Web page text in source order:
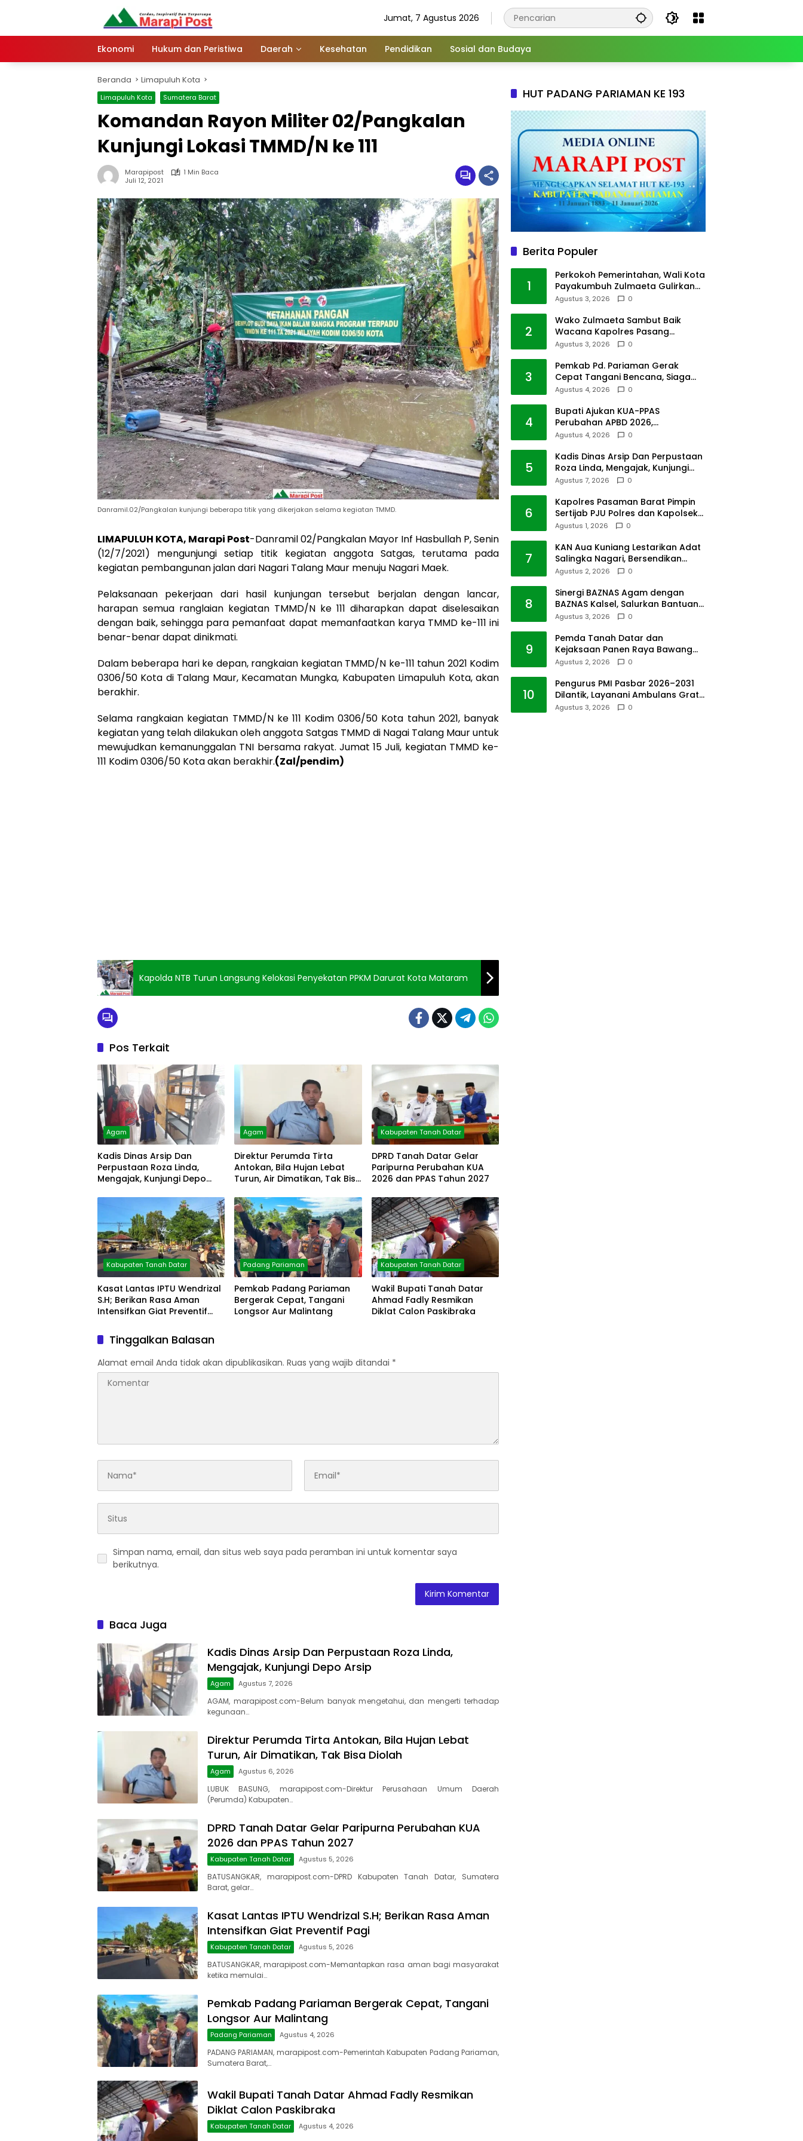
Jumat, 7 Agustus 2026
Ekonomi Hukum dan Peristiwa Daerah Kesehatan Pendidikan Sosial dan Budaya
Beranda Limapuluh Kota
Limapuluh Kota Sumatera Barat
Komandan Rayon Militer 02/Pangkalan
Kunjungi Lokasi TMMD/N ke 111
Marapipost
1 Min Baca
Juli 12, 2021
Danramil.02/Pangkalan kunjungi beberapa titik yang dikerjakan selama kegiatan TMMD.
LIMAPULUH KOTA, Marapi Post-Danramil 02/Pangkalan Mayor Inf Hasbullah P, Senin
(12/7/2021) mengunjungi setiap titik kegiatan anggota Satgas, terutama pada
kegiatan pembangunan jalan dari Nagari Talang Maur menuju Nagari Maek.
Pelaksanaan pekerjaan dari hasil kunjungan tersebut berjalan dengan lancar,
harapan semua ranglaian kegiatan TMMD/N ke 111 diharapkan dapat diselesaikan
dengan baik, sehingga para pemanfaat dapat memanfaatkan karya TMMD ke-111 ini
benar-benar dapat dinikmati.
Dalam beberapa hari ke depan, rangkaian kegiatan TMMD/N ke-111 tahun 2021 Kodim
0306/50 Kota di Talang Maur, Kecamatan Mungka, Kabupaten Limapuluh Kota, akan
berakhir.
Selama rangkaian kegiatan TMMD/N ke 111 Kodim 0306/50 Kota tahun 2021, banyak
kegiatan yang telah dilakukan oleh anggota Satgas TMMD di Nagai Talang Maur untuk
mewujudkan kemanunggalan TNI bersama rakyat. Jumat 15 Juli, kegiatan TMMD ke-
111 Kodim 0306/50 Kota akan berakhir.(Zal/pendim)
Kapolda NTB Turun Langsung Kelokasi Penyekatan PPKM Darurat Kota Mataram
Pos Terkait
Agam
Kadis Dinas Arsip Dan
Perpustaan Roza Linda,
Mengajak, Kunjungi Depo
Agam
Direktur Perumda Tirta
Antokan, Bila Hujan Lebat
Turun, Air Dimatikan, Tak Bisa
Kabupaten Tanah Datar
DPRD Tanah Datar Gelar
Paripurna Perubahan KUA
2026 dan PPAS Tahun 2027
Kabupaten Tanah Datar
Kasat Lantas IPTU Wendrizal
S.H; Berikan Rasa Aman
Intensifkan Giat Preventif
Padang Pariaman
Pemkab Padang Pariaman
Bergerak Cepat, Tangani
Longsor Aur Malintang
Kabupaten Tanah Datar
Wakil Bupati Tanah Datar
Ahmad Fadly Resmikan
Diklat Calon Paskibraka
Tinggalkan Balasan
Alamat email Anda tidak akan dipublikasikan. Ruas yang wajib ditandai *
Simpan nama, email, dan situs web saya pada peramban ini untuk komentar saya
berikutnya.
Baca Juga
Kadis Dinas Arsip Dan Perpustaan Roza Linda,
Mengajak, Kunjungi Depo Arsip
Agam Agustus 7, 2026
AGAM, marapipost.com-Belum banyak mengetahui, dan mengerti terhadap
kegunaan…
Direktur Perumda Tirta Antokan, Bila Hujan Lebat
Turun, Air Dimatikan, Tak Bisa Diolah
Agam Agustus 6, 2026
LUBUK BASUNG, marapipost.com-Direktur Perusahaan Umum Daerah
(Perumda) Kabupaten…
DPRD Tanah Datar Gelar Paripurna Perubahan KUA
2026 dan PPAS Tahun 2027
Kabupaten Tanah Datar Agustus 5, 2026
BATUSANGKAR, marapipost.com-DPRD Kabupaten Tanah Datar, Sumatera
Barat, gelar…
Kasat Lantas IPTU Wendrizal S.H; Berikan Rasa Aman
Intensifkan Giat Preventif Pagi
Kabupaten Tanah Datar Agustus 5, 2026
BATUSANGKAR, marapipost.com-Memantapkan rasa aman bagi masyarakat
ketika memulai…
Pemkab Padang Pariaman Bergerak Cepat, Tangani
Longsor Aur Malintang
Padang Pariaman Agustus 4, 2026
PADANG PARIAMAN, marapipost.com-Pemerintah Kabupaten Padang Pariaman,
Sumatera Barat,…
Wakil Bupati Tanah Datar Ahmad Fadly Resmikan
Diklat Calon Paskibraka
Kabupaten Tanah Datar Agustus 4, 2026
HUT PADANG PARIAMAN KE 193
Berita Populer
1
Perkokoh Pemerintahan, Wali Kota
Payakumbuh Zulmaeta Gulirkan
Jabatan
Agustus 3, 2026 0
2
Wako Zulmaeta Sambut Baik
Wacana Kapolres Pasang
Kamera Pantau Lalin
Agustus 3, 2026 0
3
Pemkab Pd. Pariaman Gerak
Cepat Tangani Bencana, Siaga
Cuaca Ekstrem
Agustus 4, 2026 0
4
Bupati Ajukan KUA-PPAS
Perubahan APBD 2026,
Pendapatan Pasbar Naik 15
Agustus 4, 2026 0
5
Kadis Dinas Arsip Dan Perpustaan
Roza Linda, Mengajak, Kunjungi
Depo Arsip
Agustus 7, 2026 0
6
Kapolres Pasaman Barat Pimpin
Sertijab PJU Polres dan Kapolsek
Sungai Beremas
Agustus 1, 2026 0
7
KAN Aua Kuniang Lestarikan Adat
Salingka Nagari, Bersendikan
Kitabullah
Agustus 2, 2026 0
8
Sinergi BAZNAS Agam dengan
BAZNAS Kalsel, Salurkan Bantuan
Bencana Alam
Agustus 3, 2026 0
9
Pemda Tanah Datar dan
Kejaksaan Panen Raya Bawang
Merah di Sawah Tangah
Agustus 2, 2026 0
10
Pengurus PMI Pasbar 2026–2031
Dilantik, Layanani Ambulans Gratis
ke Padang
Agustus 3, 2026 0